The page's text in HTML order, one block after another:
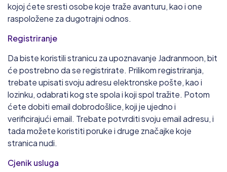
kojoj ćete sresti osobe koje traže avanturu, kao i one
raspoložene za dugotrajni odnos.
Registriranje
Da biste koristili stranicu za upoznavanje Jadranmoon, bit
će postrebno da se registrirate. Prilikom registriranja,
trebate upisati svoju adresu elektronske pošte, kao i
lozinku, odabrati kog ste spola i koji spol tražite. Potom
ćete dobiti email dobrodošlice, koji je ujedno i
verificirajući email. Trebate potvrditi svoju email adresu, i
tada možete koristiti poruke i druge značajke koje
stranica nudi.
Cjenik usluga